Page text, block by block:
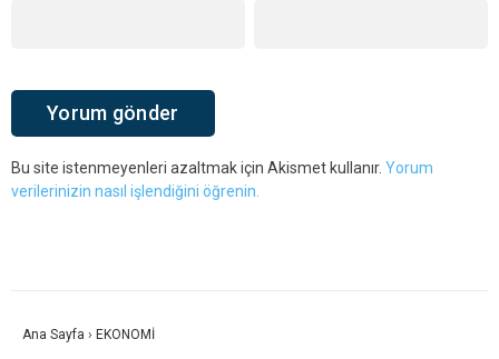
Bu site istenmeyenleri azaltmak için Akismet kullanır. Yorum
verilerinizin nasıl işlendiğini öğrenin.
Ana Sayfa › EKONOMİ